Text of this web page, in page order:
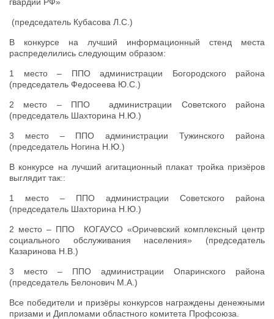
(председатель Кубасова Л.С.)
В конкурсе на лучший информационный стенд места
распределились следующим образом:
1 место – ППО администрации Богородского района
(председатель Федосеева Ю.С.)
2 место – ППО администрации Советского района
(председатель Шахторина Н.Ю.)
3 место – ППО администрации Тужинского района
(председатель Ногина Н.Ю.)
В конкурсе на лучший агитационный плакат тройка призёров
выглядит так::
1 место – ППО администрации Советского района
(председатель Шахторина Н.Ю.)
2 место – ППО КОГАУСО «Оричевский комплексный центр
социального обслуживания населения» (председатель
Казаринова Н.В.)
3 место – ППО администрации Опаринского района
(председатель Белонович М.А.)
Все победители и призёры конкурсов награждены денежными
призами и Дипломами областного комитета Профсоюза.